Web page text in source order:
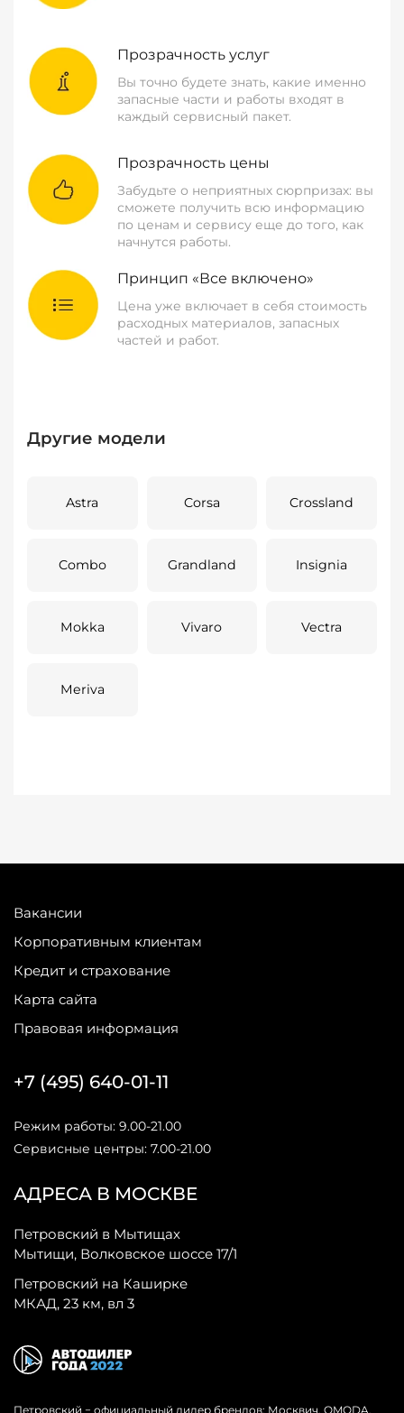
Прозрачность услуг
Вы точно будете знать, какие именно
запасные части и работы входят в
каждый сервисный пакет.
Прозрачность цены
Забудьте о неприятных сюрпризах: вы
сможете получить всю информацию
по ценам и сервису еще до того, как
начнутся работы.
Принцип «Все включено»
Цена уже включает в себя стоимость
расходных материалов, запасных
частей и работ.
Другие модели
Astra Corsa Crossland
Combo Grandland Insignia
Mokka Vivaro Vectra
Meriva
Вакансии
Корпоративным клиентам
Кредит и страхование
Карта сайта
Правовая информация
АДРЕСА В МОСКВЕ
Петровский в Мытищах
Мытищи, Волковское шоссе 17/1
Петровский на Каширке
МКАД, 23 км, вл 3
+7 (495) 640-01-11
Режим работы: 9.00-21.00
Сервисные центры: 7.00-21.00
Петровский − официальный дилер брендов: Москвич, OMODA,